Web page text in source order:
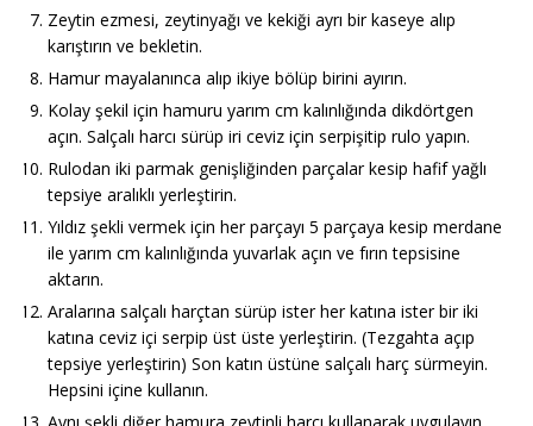
Zeytin ezmesi, zeytinyağı ve kekiği ayrı bir kaseye alıp
karıştırın ve bekletin.
Hamur mayalanınca alıp ikiye bölüp birini ayırın.
Kolay şekil için hamuru yarım cm kalınlığında dikdörtgen
açın. Salçalı harcı sürüp iri ceviz için serpişitip rulo yapın.
Rulodan iki parmak genişliğinden parçalar kesip hafif yağlı
tepsiye aralıklı yerleştirin.
Yıldız şekli vermek için her parçayı 5 parçaya kesip merdane
ile yarım cm kalınlığında yuvarlak açın ve fırın tepsisine
aktarın.
Aralarına salçalı harçtan sürüp ister her katına ister bir iki
katına ceviz içi serpip üst üste yerleştirin. (Tezgahta açıp
tepsiye yerleştirin) Son katın üstüne salçalı harç sürmeyin.
Hepsini içine kullanın.
Aynı şekli diğer hamura zeytinli harcı kullanarak uygulayın.